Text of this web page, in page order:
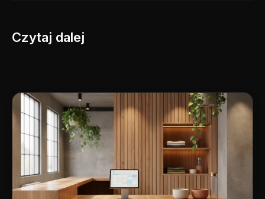
Czytaj dalej